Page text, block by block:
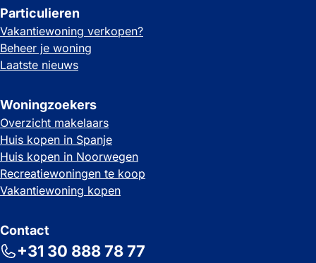
Particulieren
Vakantiewoning verkopen?
Beheer je woning
Laatste nieuws
Woningzoekers
Overzicht makelaars
Huis kopen in Spanje
Huis kopen in Noorwegen
Recreatiewoningen te koop
Vakantiewoning kopen
Contact
+31 30 888 78 77